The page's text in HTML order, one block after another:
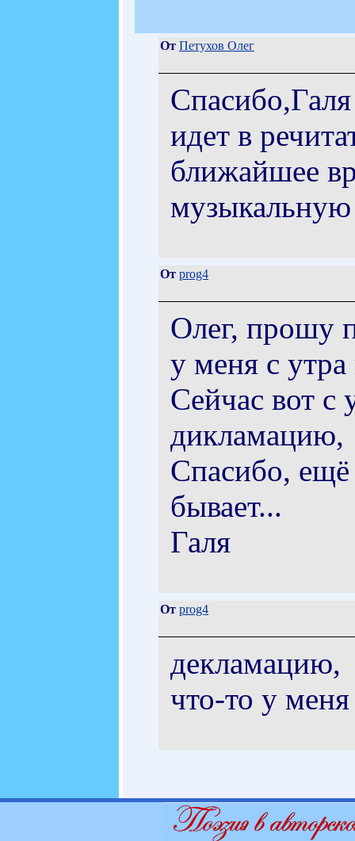
От Петухов Олег
идет в
ближайшее
От prog4
Олег, прошу
у меня с
Сейчас вот
дикламацию,
Спасибо,
бывает...
Галя
От prog4
декламацию,
что-то у